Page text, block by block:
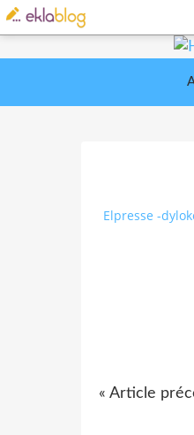
Elpresse -
« Article